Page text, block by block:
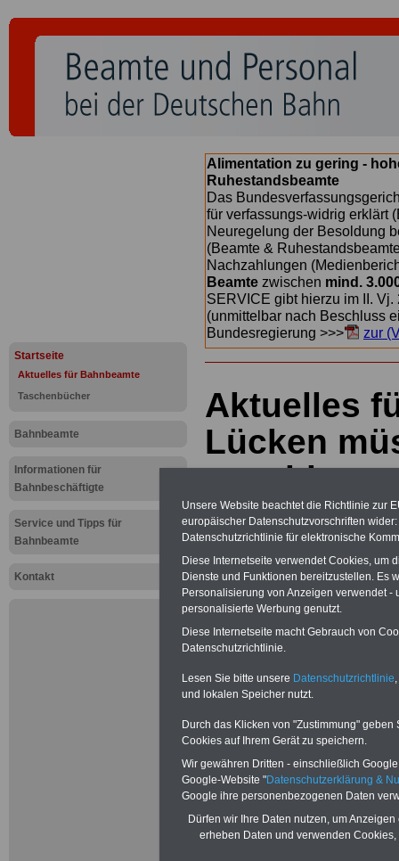
Startseite
Aktuelles für Bahnbeamte
Taschenbücher
Bahnbeamte
Informationen für
Bahnbeschäftigte
Service und Tipps für
Bahnbeamte
Kontakt
Alimentation zu gering -
Ruhestandsbeamte
Das
für verfassungs-widrig erklärt
Neuregelung der Besoldung
(Beamte &
Nachzahlungen
Beamte zwischen mind.
SERVICE gibt hierzu im II.
(unmittelbar nach Beschluss
Bundesregierung >>>
zur
Aktuelles
Lücken
...auch für Bahnbeamte: Neu
2026
ACHTUNG
Unsere Website beachtet die Richtlinie zur
europäischer Datenschutzvorschriften
Datenschutzrichtlinie für elektronische
Diese Internetseite verwendet Cookies, um
Dienste und Funktionen bereitzustellen. Es
Personalisierung von Anzeigen verwendet
personalisierte Werbung genutzt.
Diese Internetseite macht Gebrauch von
Datenschutzrichtlinie.
Lesen Sie bitte unsere Datenschutzrichtlinie
und lokalen Speicher nutzt.
Durch das Klicken von "Zustimmung"
Cookies auf Ihrem Gerät zu speichern.
Wir gewähren Dritten - einschließlich
Google-Website "Datenschutzerklärung &
Google ihre personenbezogenen Daten
Dürfen wir Ihre Daten nutzen, um
erheben Daten und verwenden